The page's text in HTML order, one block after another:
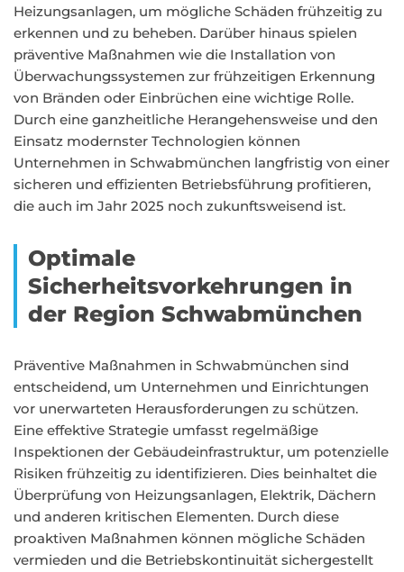
Heizungsanlagen, um mögliche Schäden frühzeitig zu
erkennen und zu beheben. Darüber hinaus spielen
präventive Maßnahmen wie die Installation von
Überwachungssystemen zur frühzeitigen Erkennung
von Bränden oder Einbrüchen eine wichtige Rolle.
Durch eine ganzheitliche Herangehensweise und den
Einsatz modernster Technologien können
Unternehmen in Schwabmünchen langfristig von einer
sicheren und effizienten Betriebsführung profitieren,
die auch im Jahr 2025 noch zukunftsweisend ist.
Optimale
Sicherheitsvorkehrungen in
der Region Schwabmünchen
Präventive Maßnahmen in Schwabmünchen sind
entscheidend, um Unternehmen und Einrichtungen
vor unerwarteten Herausforderungen zu schützen.
Eine effektive Strategie umfasst regelmäßige
Inspektionen der Gebäudeinfrastruktur, um potenzielle
Risiken frühzeitig zu identifizieren. Dies beinhaltet die
Überprüfung von Heizungsanlagen, Elektrik, Dächern
und anderen kritischen Elementen. Durch diese
proaktiven Maßnahmen können mögliche Schäden
vermieden und die Betriebskontinuität sichergestellt